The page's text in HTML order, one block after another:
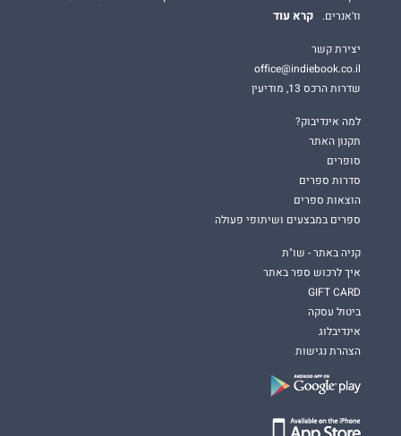
וז'אנרים.
קרא עוד
יצירת קשר
office@indiebook.co.il
שדרות הרכס 13, מודיעין
למה אינדיבוק?
תקנון האתר
סופרים
סדרות ספרים
הוצאות ספרים
ספרים במבצעים ושיתופי פעולה
קניה באתר - שו"ת
איך לרכוש ספר באתר
GIFT CARD
ביטול עסקה
אינדיבלוג
הצהרת נגישות